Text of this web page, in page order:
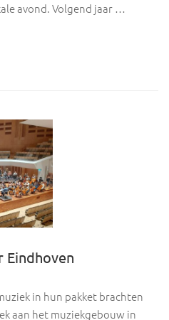
avond. Volgend jaar …
Eindhoven
in hun pakket brachten
aan het muziekgebouw in